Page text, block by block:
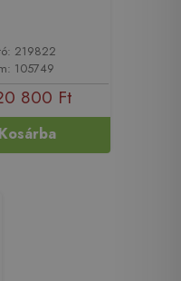
219822
105749
800 Ft
Kosárba